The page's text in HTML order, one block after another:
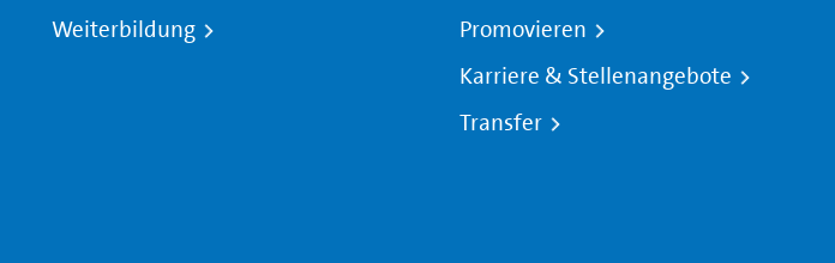
Weiterbildung
Promovieren
Karriere & Stellenangebote
Transfer